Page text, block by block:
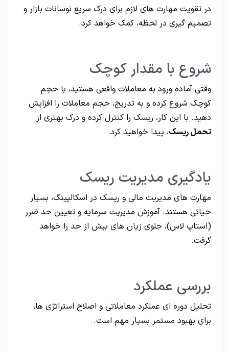
در تقویت مهارت های لازم برای درک سریع نوسانات بازار و
تصمیم گیری در لحظه، کمک خواهد کرد.
شروع با مقدار کوچک
وقتی آماده ورود به معاملات واقعی هستید، با حجم
کوچک شروع کرده و به تدریج، حجم معاملات را افزایش
دهید. با این کار، ریسک را کنترل کرده و درک بهتری از
تحمل ریسک، پیدا خواهید کرد.
یادگیری مدیریت ریسک
مهارت های مدیریت مالی و ریسک در اسکالپینگ، بسیار
حیاتی هستند. آموزش مدیریت سرمایه و تعیین حد ضرر
(استاپ لاس)، جلوی زیان های بیش از حد را خواهد
گرفت.
بررسی عملکرد
تحلیل دوره ای عملکرد معاملاتی و اصلاح استراتژی ها،
برای بهبود مستمر بسیار مهم است.